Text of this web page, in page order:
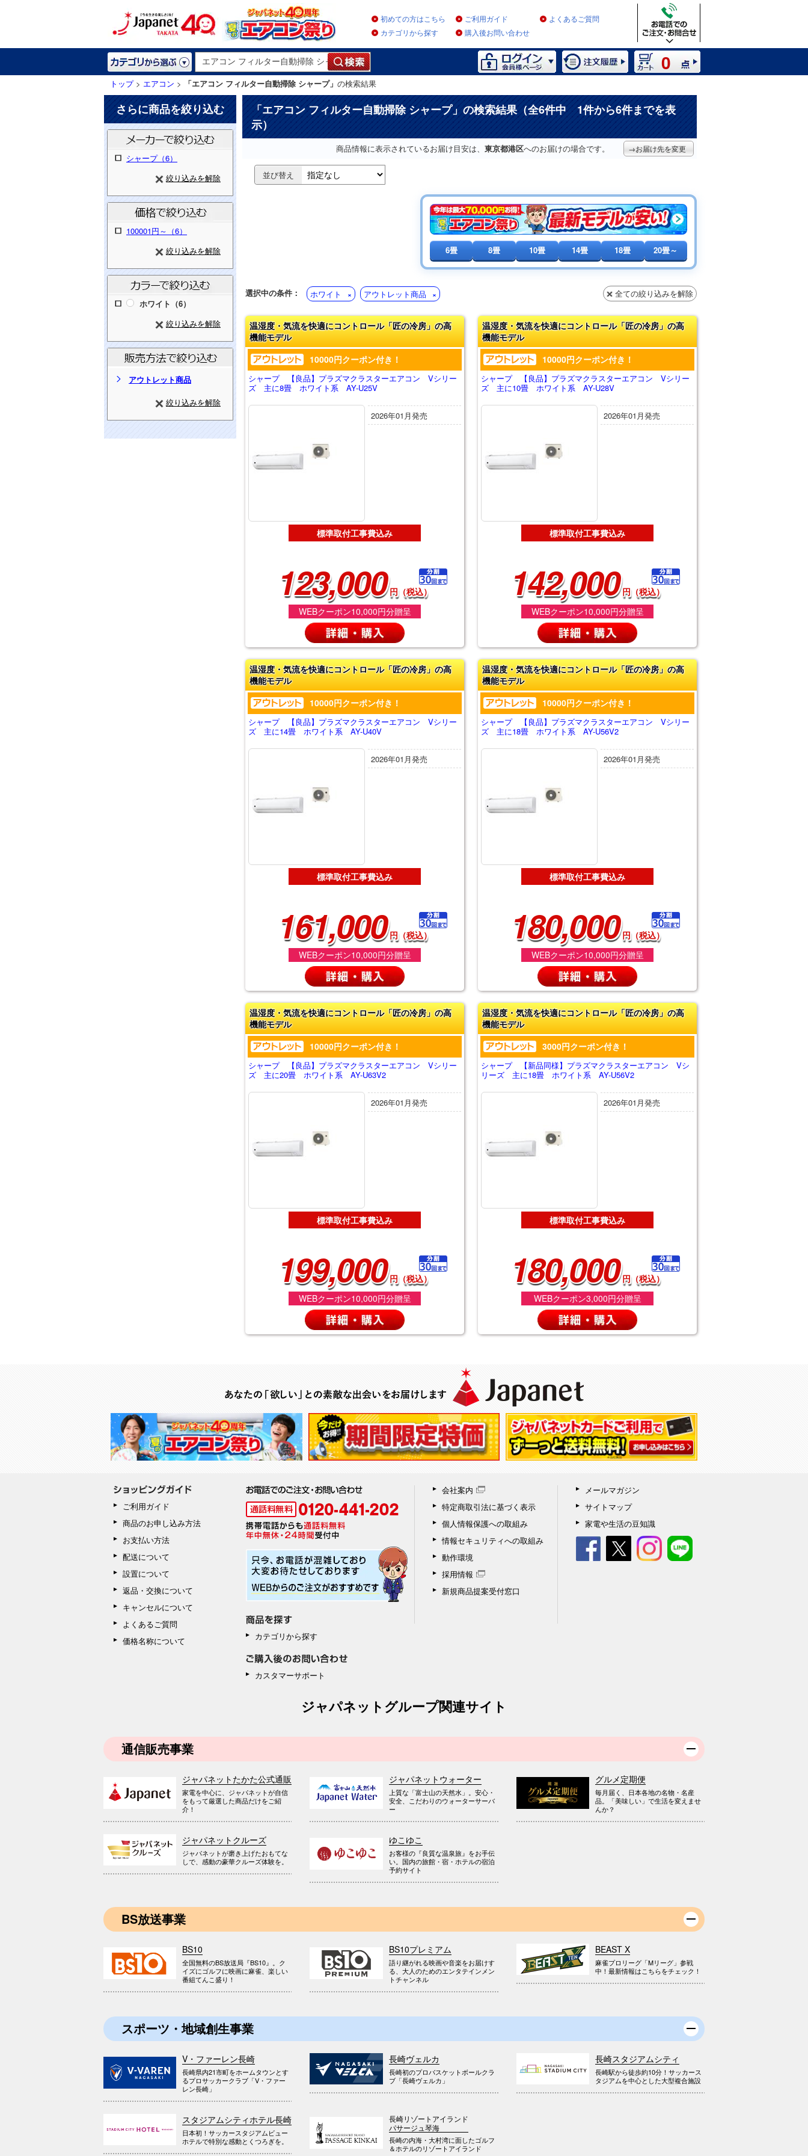
初めての方はこちら ご利用ガイド
よくあるご質問
カテゴリから探す
購入後お問い合わせ
0
トップ> エアコン > 「エアコン フィルター自動掃除 シャープ」 の検索結果
さらに商品を絞り込む
シャープ（6）
絞り込みを解除
100001円～（6）
絞り込みを解除
ホワイト（6）
絞り込みを解除
アウトレット商品
絞り込みを解除
「エアコン フィルター自動掃除 シャープ」の検索結果（全6件中 1件から6件までを表
示）
商品情報に表示されているお届け目安は、 東京都港区へのお届けの場合です。 →お届け先を変更
並び替え
6畳 8畳 10畳 14畳 18畳 20畳～
選択中の条件： ホワイト アウトレット商品 全ての絞り込みを解除
温湿度・気流を快適にコントロール「匠の冷房」の高
機能モデル
10000円クーポン付き！
シャープ 【良品】プラズマクラスターエアコン Vシリー
ズ 主に8畳 ホワイト系 AY-U25V
2026年01月発売
標準取付工事費込み
123,000 円（税込）
WEBクーポン10,000円分贈呈
温湿度・気流を快適にコントロール「匠の冷房」の高
機能モデル
10000円クーポン付き！
シャープ 【良品】プラズマクラスターエアコン Vシリー
ズ 主に10畳 ホワイト系 AY-U28V
2026年01月発売
標準取付工事費込み
142,000 円（税込）
WEBクーポン10,000円分贈呈
温湿度・気流を快適にコントロール「匠の冷房」の高
機能モデル
10000円クーポン付き！
シャープ 【良品】プラズマクラスターエアコン Vシリー
ズ 主に14畳 ホワイト系 AY-U40V
2026年01月発売
標準取付工事費込み
161,000 円（税込）
WEBクーポン10,000円分贈呈
温湿度・気流を快適にコントロール「匠の冷房」の高
機能モデル
10000円クーポン付き！
シャープ 【良品】プラズマクラスターエアコン Vシリー
ズ 主に18畳 ホワイト系 AY-U56V2
2026年01月発売
標準取付工事費込み
180,000 円（税込）
WEBクーポン10,000円分贈呈
温湿度・気流を快適にコントロール「匠の冷房」の高
機能モデル
10000円クーポン付き！
シャープ 【良品】プラズマクラスターエアコン Vシリー
ズ 主に20畳 ホワイト系 AY-U63V2
2026年01月発売
標準取付工事費込み
199,000 円（税込）
WEBクーポン10,000円分贈呈
温湿度・気流を快適にコントロール「匠の冷房」の高
機能モデル
3000円クーポン付き！
シャープ 【新品同様】プラズマクラスターエアコン Vシ
リーズ 主に18畳 ホワイト系 AY-U56V2
2026年01月発売
標準取付工事費込み
180,000 円（税込）
WEBクーポン3,000円分贈呈
ご利用ガイド
商品のお申し込み方法
お支払い方法
配送について
設置について
返品・交換について
キャンセルについて
よくあるご質問
価格名称について
カテゴリから探す
カスタマーサポート
会社案内
特定商取引法に基づく表示
個人情報保護への取組み
情報セキュリティへの取組み
動作環境
採用情報
新規商品提案受付窓口
メールマガジン
サイトマップ
家電や生活の豆知識
ジャパネットグループ関連サイト
通信販売事業
ジャパネットたかた公式通販
家電を中心に、ジャパネットが自信
をもって厳選した商品だけをご紹
介！
ジャパネットウォーター
上質な「富士山の天然水」。安心・
安全、こだわりのウォーターサーバ
ー
グルメ定期便
毎月届く、日本各地の名物・名産
品。「美味しい」で生活を変えませ
んか？
ジャパネットクルーズ
ジャパネットが磨き上げたおもてな
しで、感動の豪華クルーズ体験を。
ゆこゆこ
お客様の『良質な温泉旅』をお手伝
い。国内の旅館・宿・ホテルの宿泊
予約サイト
BS放送事業
BS10
全国無料のBS放送局『BS10』。ク
イズにゴルフに映画に麻雀、楽しい
番組てんこ盛り！
BS10プレミアム
語り継がれる映画や音楽をお届けす
る、大人のためのエンタテインメン
トチャンネル
BEAST X
麻雀プロリーグ「Mリーグ」参戦
中！最新情報はこちらをチェック！
スポーツ・地域創生事業
V・ファーレン長崎
長崎県内21市町をホームタウンとす
るプロサッカークラブ「V・ファー
レン長崎」
長崎ヴェルカ
長崎初のプロバスケットボールクラ
ブ「長崎ヴェルカ」
長崎スタジアムシティ
長崎駅から徒歩約10分！サッカース
タジアムを中心とした大型複合施設
スタジアムシティホテル長崎
日本初！サッカースタジアムビュー
ホテルで特別な感動とくつろぎを。
長崎リゾートアイランド
パサージュ琴海
長崎の内海・大村湾に面したゴルフ
＆ホテルのリゾートアイランド